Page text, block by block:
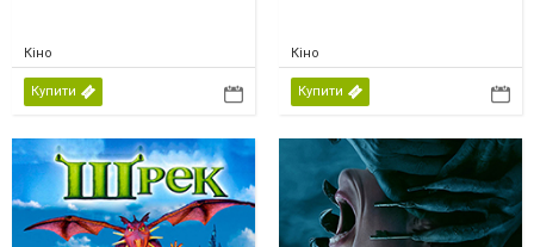
Кіно
Купити
Кіно
Купити